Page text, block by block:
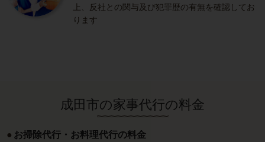
上、反社との関与及び犯罪歴の有無を確認してお
ります
成田市の家事代行の料金
お掃除代行・お料理代行の料金